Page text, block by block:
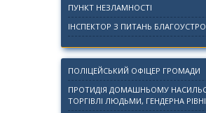
ПУНКТ НЕЗЛАМНОСТІ
ІНСПЕКТОР З ПИТАНЬ
ПОЛІЦЕЙСЬКИЙ ОФІЦЕР ГРОМАДИ
ПРОТИДІЯ ДОМАШНЬОМУ
ТОРГІВЛІ ЛЮДЬМИ, ГЕНДЕРНА